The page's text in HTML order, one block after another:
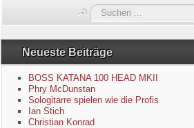
Equipment
GuitarBlog
Kontakt
Suchen
...
Neueste Beiträge
BOSS KATANA 100 HEAD MKII
Phry McDunstan
Sologitarre spielen wie die Profis
Ian Stich
Christian Konrad